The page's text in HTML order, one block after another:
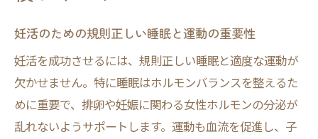
妊活のための規則正しい睡眠と運動の重要性
妊活を成功させるには、規則正しい睡眠と適度な運動が
欠かせません。特に睡眠はホルモンバランスを整えるた
めに重要で、排卵や妊娠に関わる女性ホルモンの分泌が
乱れないようサポートします。運動も血流を促進し、子